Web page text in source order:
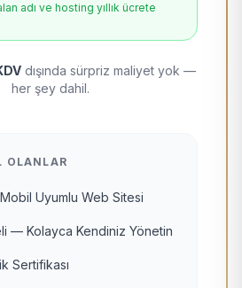
adı ve hosting yıllık ücrete
dışında sürpriz maliyet yok —
her şey dahil.
OLANLAR
Uyumlu Web Sitesi
— Kolayca Kendiniz Yönetin
Sertifikası